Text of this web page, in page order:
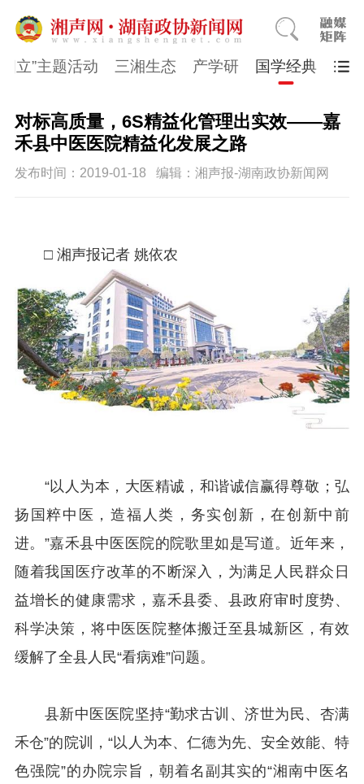
立”主题活动 三湘生态 产学研 国学经典
对标高质量，6S精益化管理出实效——嘉
禾县中医医院精益化发展之路
发布时间：2019-01-18 编辑：湘声报-湖南政协新闻网
□ 湘声报记者 姚依农
“以人为本，大医精诚，和谐诚信赢得尊敬；弘
扬国粹中医，造福人类，务实创新，在创新中前
进。”嘉禾县中医医院的院歌里如是写道。近年来，
随着我国医疗改革的不断深入，为满足人民群众日
益增长的健康需求，嘉禾县委、县政府审时度势、
科学决策，将中医医院整体搬迁至县城新区，有效
缓解了全县人民“看病难”问题。
县新中医医院坚持“勤求古训、济世为民、杏满
禾仓”的院训，“以人为本、仁德为先、安全效能、特
色强院”的办院宗旨，朝着名副其实的“湘南中医名